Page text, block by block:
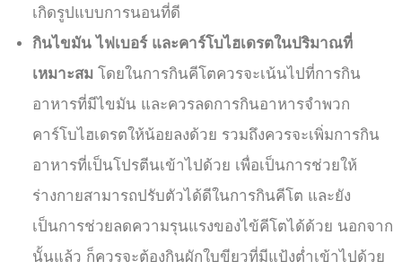
เกิดรูปแบบการนอนที่ดี
กินไขมัน ไฟเบอร์ และคาร์โบไฮเดรตในปริมาณที่
เหมาะสมโดยในการกินคีโตควรจะเน้นไปที่การกิน
อาหารที่มีไขมัน และควรลดการกินอาหารจำพวก
คาร์โบไฮเดรตให้น้อยลงด้วย รวมถึงควรจะเพิ่มการกิน
อาหารที่เป็นโปรตีนเข้าไปด้วย เพื่อเป็นการช่วยให้
ร่างกายสามารถปรับตัวได้ดีในการกินคีโต และยัง
เป็นการช่วยลดความรุนแรงของไข้คีโตได้ด้วย นอกจาก
นั้นแล้ว ก็ควรจะต้องกินผักใบขียวที่มีแป้งต่ำเข้าไปด้วย